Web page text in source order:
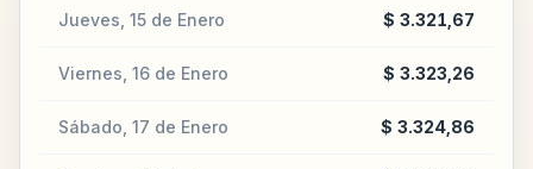
Jueves, 15 de Enero $ 3.321,67
Viernes, 16 de Enero $ 3.323,26
Sábado, 17 de Enero $ 3.324,86